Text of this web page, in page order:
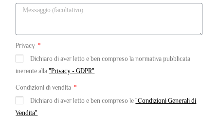
Privacy
Dichiaro di aver letto e ben compreso la normativa pubblicata
inerente alla"Privacy - GDPR"
Condizioni di vendita
Dichiaro di aver letto e ben compreso le"Condizioni Generali di
Vendita"